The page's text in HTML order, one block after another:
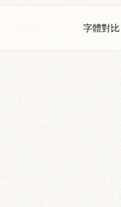
字體對比